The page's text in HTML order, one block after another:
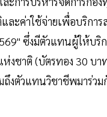
ละค่าใช้จ่ายเพื่อบริการ
ซึ่งมีตัวแทนผู้ให้บริ
งชาติ (บัตรทอง 30 บา
ถึงตัวแทนวิชาชีพมาร่ว